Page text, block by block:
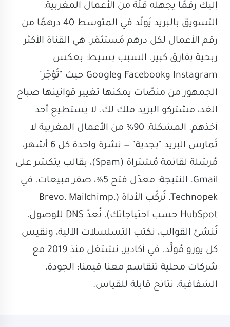
إليك رقمًا يجهله قلّة من الأعمال المغربية:
التسويق بالبريد يُولّد في المتوسط 40 درهمًا من
رقم الأعمال لكل درهم مُستثمَر. هي القناة الأكثر
ربحية بفارق كبير. السبب بسيط: بعكس
Instagram وFacebook وGoogle حيث "تُؤجّر"
الجمهور من منصّات يمكنها تغيير قوانينها صباح
الغد، مشتركو البريد ملك لك. لا يستطيع أحد
أخذهم. المشكلة: 90% من الأعمال المغربية لا
تُمارس البريد "بجدية" — نشرة واحدة كل 6 أشهر،
مُرسَلة لقائمة مُشتراة (Spam)، بقالب يتكسّر على
Gmail. النتيجة: معدّل فتح 5%، صفر مبيعات. في
Technopek، نُركّب الأداة (Brevo، Mailchimp،
HubSpot حسب احتياجاتك)، نُعدّ DNS للوصول،
نُنشئ القوالب، نكتب التسلسلات الآلية، ونقيس
كل يورو مُولَّد. في أكادير، نشتغل منذ 2019 مع
شركات محلية تتقاسم معنا قيمنا: الجودة،
الشفافية، نتائج قابلة للقياس.